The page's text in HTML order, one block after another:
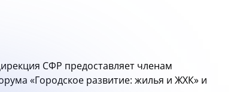
СФР предоставляет членам
«Городское развитие: жилья и ЖХК» и